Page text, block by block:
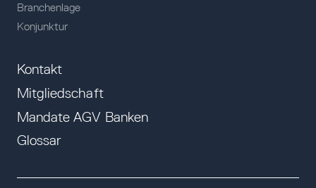
Branchenlage
Konjunktur
Kontakt
Mitgliedschaft
Mandate AGV Banken
Glossar